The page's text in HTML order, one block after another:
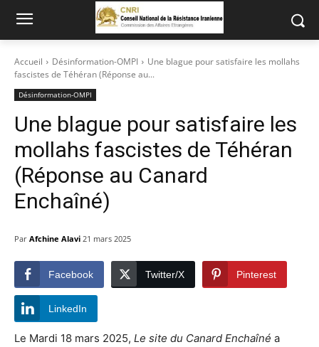
Accueil Désinformation-OMPI
Une blague pour satisfaire les mollahs
fascistes de Téhéran (Réponse au...
Désinformation-OMPI
Une blague pour satisfaire les
mollahs fascistes de Téhéran
(Réponse au Canard
Enchaîné)
Par Afchine Alavi 21 mars 2025
Facebook Twitter/X Pinterest
LinkedIn
Le Mardi 18 mars 2025, Le site du Canard Enchaîné a